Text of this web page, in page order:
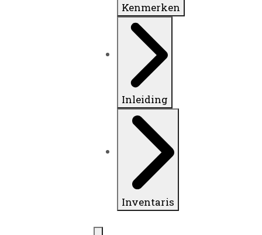
Kenmerken
Inleiding
Inventaris